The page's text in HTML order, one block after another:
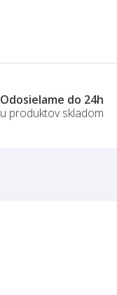
Odosielame do 24h
u produktov skladom